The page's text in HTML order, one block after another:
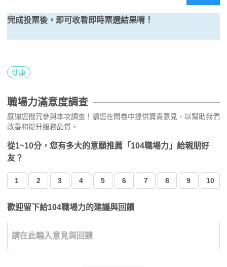
完成投票後，即可收看即時票選結果唷！
健康
職場力滿意度調查
感謝您撥冗參與本次調查！請您在問卷中提供寶貴意見，以幫助我們
改善和提升服務品質。
從1~10分，您有多大的意願推薦「104職場力」給親朋好
友？
1 2 3 4 5 6 7 8 9 10
歡迎留下給104職場力的建議與回饋